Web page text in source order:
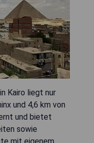
Kairo liegt nur
und 4,6 km von
und bietet
sowie